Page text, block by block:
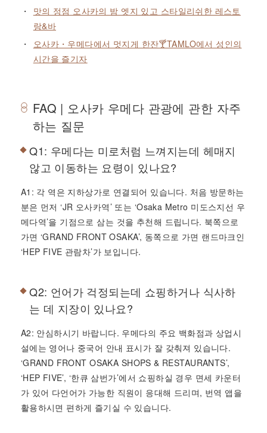
맛의 정점 오사카의 밤 엣지 있고 스타일리쉬한 레스토
랑&바
오사카・우메다에서 멋지게 한잔🍸TAMLO에서 성인의
시간을 즐기자
FAQ | 오사카 우메다 관광에 관한 자주
하는 질문
Q1: 우메다는 미로처럼 느껴지는데 헤매지
않고 이동하는 요령이 있나요?
A1: 각 역은 지하상가로 연결되어 있습니다. 처음 방문하는
분은 먼저 ‘JR 오사카역’ 또는 ‘Osaka Metro 미도스지선 우
메다역’을 기점으로 삼는 것을 추천해 드립니다. 북쪽으로
가면 ‘GRAND FRONT OSAKA’, 동쪽으로 가면 랜드마크인
‘HEP FIVE 관람차’가 보입니다.
Q2: 언어가 걱정되는데 쇼핑하거나 식사하
는 데 지장이 있나요?
A2: 안심하시기 바랍니다. 우메다의 주요 백화점과 상업시
설에는 영어나 중국어 안내 표시가 잘 갖춰져 있습니다.
‘GRAND FRONT OSAKA SHOPS & RESTAURANTS’,
‘HEP FIVE’, ‘한큐 삼번가’에서 쇼핑하실 경우 면세 카운터
가 있어 다언어가 가능한 직원이 응대해 드리며, 번역 앱을
활용하시면 편하게 즐기실 수 있습니다.